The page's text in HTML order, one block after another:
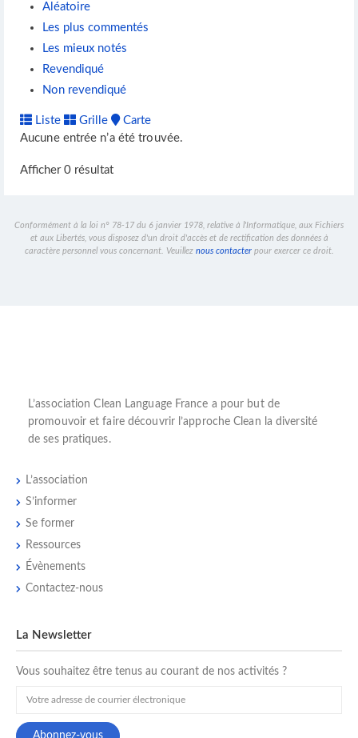
Aléatoire
Les plus commentés
Les mieux notés
Revendiqué
Non revendiqué
Liste Grille
Carte
Aucune entrée n’a été trouvée.
Afficher 0 résultat
Conformément à la loi n° 78-17 du 6 janvier 1978, relative à l'Informatique, aux Fichiers
et aux Libertés, vous disposez d'un droit d'accès et de rectification des données à
caractère personnel vous concernant. Veuillez nous contacterpour exercer ce droit.
L’association Clean Language France a pour but de
promouvoir et faire découvrir l’approche Clean la diversité
de ses pratiques.
L’association
S’informer
Se former
Ressources
Évènements
Contactez-nous
La Newsletter
Vous souhaitez être tenus au courant de nos activités ?